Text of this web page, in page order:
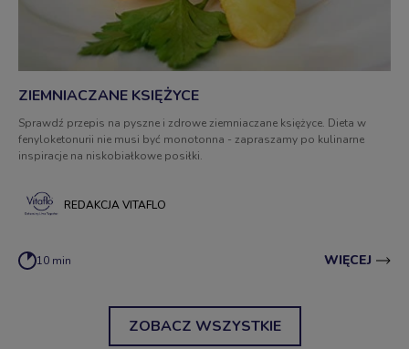
ZIEMNIACZANE KSIĘŻYCE
Sprawdź przepis na pyszne i zdrowe ziemniaczane księżyce. Dieta w
fenyloketonurii nie musi być monotonna - zapraszamy po kulinarne
inspiracje na niskobiałkowe posiłki.
REDAKCJA VITAFLO
10 min WIĘCEJ
ZOBACZ WSZYSTKIE